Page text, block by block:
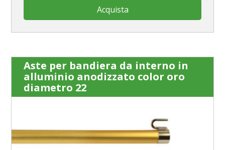
Acquista
Aste per bandiera da interno in
alluminio anodizzato color oro
diametro 22